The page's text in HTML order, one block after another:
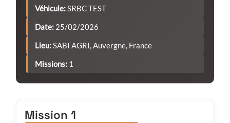
Véhicule:SRBC TEST
Date: 25/02/2026
Lieu:SABI AGRI, Auvergne, France
Missions: 1
Mission 1